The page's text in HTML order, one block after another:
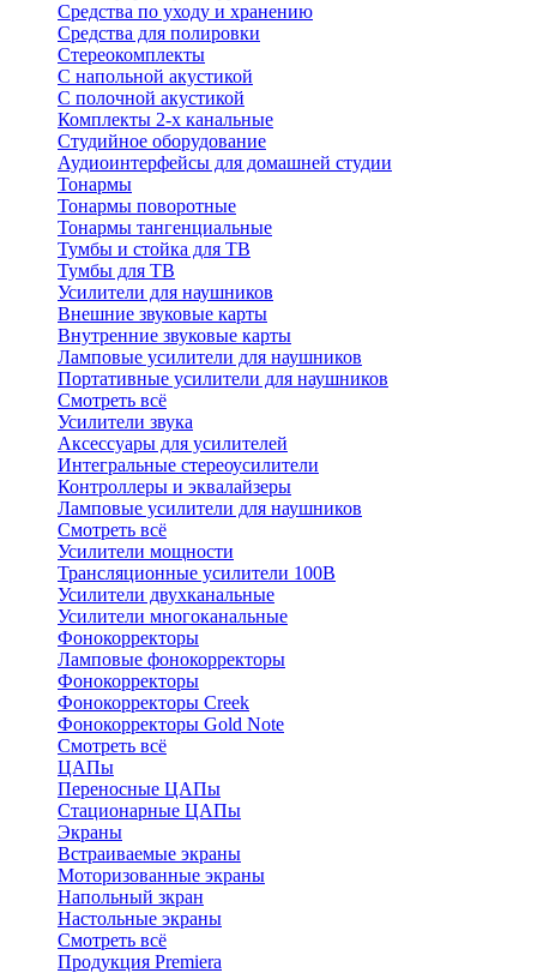
Средства по уходу и хранению
Средства для полировки
Стереокомплекты
C напольной акустикой
C полочной акустикой
Комплекты 2-х канальные
Студийное оборудование
Аудиоинтерфейсы для домашней студии
Тонармы
Тонармы поворотные
Тонармы тангенциальные
Тумбы и стойка для ТВ
Тумбы для ТВ
Усилители для наушников
Внешние звуковые карты
Внутренние звуковые карты
Ламповые усилители для наушников
Портативные усилители для наушников
Смотреть всё
Усилители звука
Аксессуары для усилителей
Интегральные стереоусилители
Контроллеры и эквалайзеры
Ламповые усилители для наушников
Смотреть всё
Усилители мощности
Трансляционные усилители 100В
Усилители двухканальные
Усилители многоканальные
Фонокорректоры
Ламповые фонокорректоры
Фонокорректоры
Фонокорректоры Creek
Фонокорректоры Gold Note
Смотреть всё
ЦАПы
Переносные ЦАПы
Стационарные ЦАПы
Экраны
Встраиваемые экраны
Моторизованные экраны
Напольный зкран
Настольные экраны
Смотреть всё
Продукция Premiera